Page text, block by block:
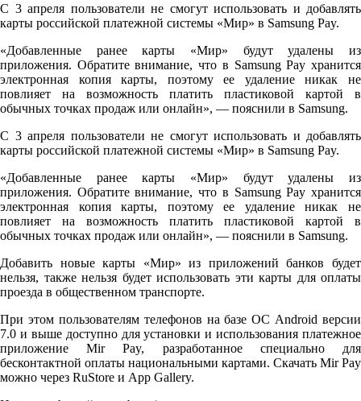
С 3 апреля пользователи не смогут использовать и добавлять
карты российской платежной системы «Мир» в Samsung Pay.
«Добавленные ранее карты «Мир» будут удалены из
приложения. Обратите внимание, что в Samsung Pay хранится
электронная копия карты, поэтому ее удаление никак не
повлияет на возможность платить пластиковой картой в
обычных точках продаж или онлайн», — пояснили в Samsung.
С 3 апреля пользователи не смогут использовать и добавлять
карты российской платежной системы «Мир» в Samsung Pay.
«Добавленные ранее карты «Мир» будут удалены из
приложения. Обратите внимание, что в Samsung Pay хранится
электронная копия карты, поэтому ее удаление никак не
повлияет на возможность платить пластиковой картой в
обычных точках продаж или онлайн», — пояснили в Samsung.
Добавить новые карты «Мир» из приложений банков будет
нельзя, также нельзя будет использовать эти карты для оплаты
проезда в общественном транспорте.
При этом пользователям телефонов на базе ОС Android версии
7.0 и выше доступно для установки и использования платежное
приложение Mir Pay, разработанное специально для
бесконтактной оплаты национальными картами. Скачать Mir Pay
можно через RuStore и App Gallery.